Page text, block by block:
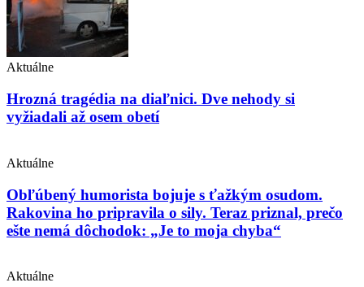
Aktuálne
Hrozná tragédia na diaľnici. Dve nehody si
vyžiadali až osem obetí
Aktuálne
Obľúbený humorista bojuje s ťažkým osudom.
Rakovina ho pripravila o sily. Teraz priznal, prečo
ešte nemá dôchodok: „Je to moja chyba“
Aktuálne